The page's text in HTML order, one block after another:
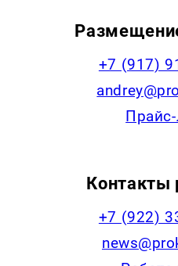
+7 (917)
Контакты
+7 (922)